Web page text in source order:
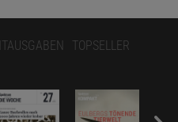
TOPSELLER